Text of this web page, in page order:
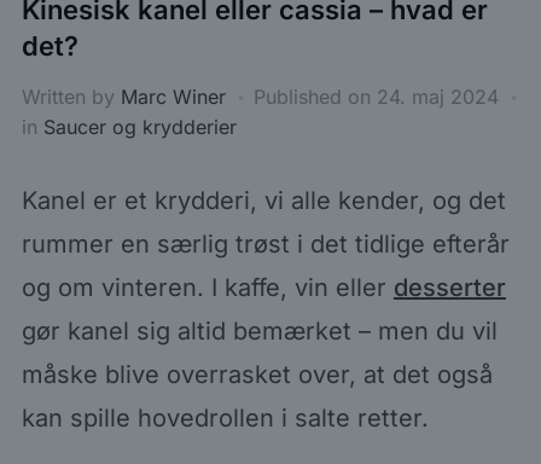
Kinesisk kanel eller cassia – hvad er
det?
Written by Marc Winer Published on 24. maj 2024
in Saucer og krydderier
Kanel er et krydderi, vi alle kender, og det
rummer en særlig trøst i det tidlige efterår
og om vinteren. I kaffe, vin eller desserter
gør kanel sig altid bemærket – men du vil
måske blive overrasket over, at det også
kan spille hovedrollen i salte retter.